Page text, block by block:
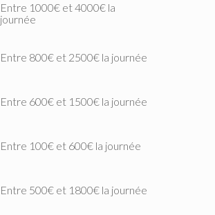
Entre 1000€ et 4000€ la
journée
Entre 800€ et 2500€ la journée
Entre 600€ et 1500€ la journée
Entre 100€ et 600€ la journée
Entre 500€ et 1800€ la journée